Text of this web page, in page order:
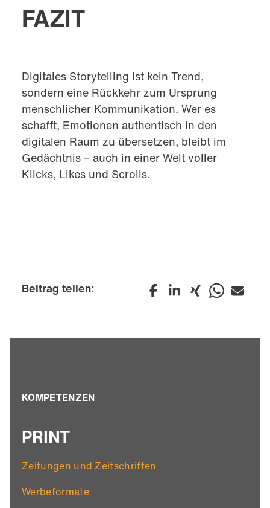
FAZIT
Digitales Storytelling ist kein Trend,
sondern eine Rückkehr zum Ursprung
menschlicher Kommunikation. Wer es
schafft, Emotionen authentisch in den
digitalen Raum zu übersetzen, bleibt im
Gedächtnis – auch in einer Welt voller
Klicks, Likes und Scrolls.
Beitrag teilen:
KOMPETENZEN
PRINT
Zeitungen und Zeitschriften
Werbeformate